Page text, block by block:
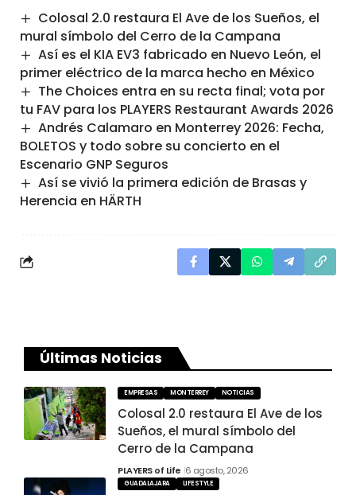
Colosal 2.0 restaura El Ave de los Sueños, el
mural símbolo del Cerro de la Campana
Así es el KIA EV3 fabricado en Nuevo León, el
primer eléctrico de la marca hecho en México
The Choices entra en su recta final; vota por
tu FAV para los PLAYERS Restaurant Awards 2026
Andrés Calamaro en Monterrey 2026: Fecha,
BOLETOS y todo sobre su concierto en el
Escenario GNP Seguros
Así se vivió la primera edición de Brasas y
Herencia en HÄRTH
Últimas Noticias
EMPRESAS MONTERREY NOTICIAS
Colosal 2.0 restaura El Ave de los
Sueños, el mural símbolo del
Cerro de la Campana
PLAYERS of Life 6 agosto, 2026
GUADALAJARA LIFESTYLE